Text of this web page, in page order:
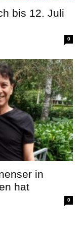
bis 12. Juli
0
in
hat
0